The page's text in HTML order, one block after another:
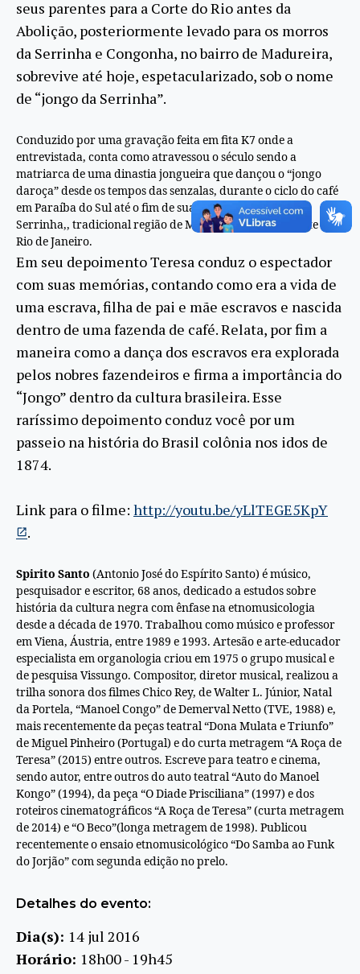
seus parentes para a Corte do Rio antes da
Abolição, posteriormente levado para os morros
da Serrinha e Congonha, no bairro de Madureira,
sobrevive até hoje, espetacularizado, sob o nome
de “jongo da Serrinha”.
Conduzido por uma gravação feita em fita K7 onde a
entrevistada, conta como atravessou o século sendo a
matriarcadeuma dinastia jongueira que dançou o “jongo
daroça” desde os tempos das senzalas, durante o ciclo do café
em Paraíba do Sul até o fimdesua vida
sua vida na
Serrinha,, tradicional regiãodeMadureira na zona norte do
RiodeJaneiro.
Em seu depoimentoTeresa conduz o espectador
com suas memórias, contando como era a vida de
uma escrava, filha de pai e mãe escravos e nascida
dentro de uma fazenda de café. Relata, por fim a
maneira como a dança dos escravos era explorada
pelos nobres fazendeiros e firma a importância do
“Jongo” dentro da cultura brasileira. Esse
raríssimo depoimento conduz você por um
passeio na história do Brasil colônia nos idos de
1874.
Link para o filme: http://youtu.be/yLlTEGE5KpY
.
Spirito Santo (Antonio José do Espírito Santo) é músico,
pesquisador e escritor, 68 anos, dedicado a estudos sobre
história da cultura negra com ênfase na etnomusicologia
desde a décadade 1970. Trabalhou como músico e professor
em Viena, Áustria, entre 1989 e 1993. Artesão e arte-educador
especialista em organologia criou em 1975 o grupo musical e
depesquisa Vissungo. Compositor, diretor musical, realizou a
trilha sonora dos filmes Chico Rey, deWalter L. Júnior, Natal
da Portela, “Manoel Congo”deDemerval Netto (TVE, 1988) e,
mais recentemente da peças teatral “Dona Mulata e Triunfo”
deMiguel Pinheiro (Portugal) e do curta metragem “ARoçade
Teresa” (2015) entre outros. Escreve para teatro e cinema,
sendo autor, entre outros do auto teatral “Auto do Manoel
Kongo” (1994), da peça “O DiadePrisciliana” (1997) e dos
roteiros cinematográficos “ARoçadeTeresa” (curta metragem
de2014) e “O Beco”(longa metragemde 1998). Publicou
recentemente o ensaio etnomusicológico “Do Samba ao Funk
do Jorjão” com segunda edição no prelo.
Detalhes do evento:
Dia(s): 14 jul 2016
Horário: 18h00 - 19h45